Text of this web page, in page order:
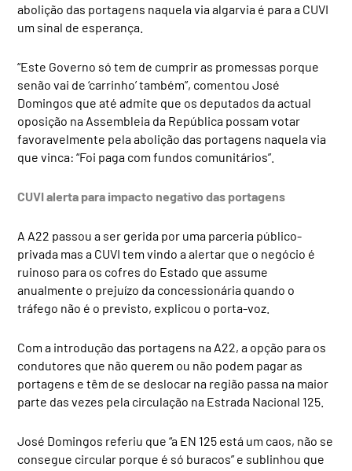
abolição das portagens naquela via algarvia é para a CUVI
um sinal de esperança.
“Este Governo só tem de cumprir as promessas porque
senão vai de ‘carrinho’ também”, comentou José
Domingos que até admite que os deputados da actual
oposição na Assembleia da República possam votar
favoravelmente pela abolição das portagens naquela via
que vinca: “Foi paga com fundos comunitários”.
CUVI alerta para impacto negativo das portagens
A A22 passou a ser gerida por uma parceria público-
privada mas a CUVI tem vindo a alertar que o negócio é
ruinoso para os cofres do Estado que assume
anualmente o prejuízo da concessionária quando o
tráfego não é o previsto, explicou o porta-voz.
Com a introdução das portagens na A22, a opção para os
condutores que não querem ou não podem pagar as
portagens e têm de se deslocar na região passa na maior
parte das vezes pela circulação na Estrada Nacional 125.
José Domingos referiu que “a EN 125 está um caos, não se
consegue circular porque é só buracos” e sublinhou que